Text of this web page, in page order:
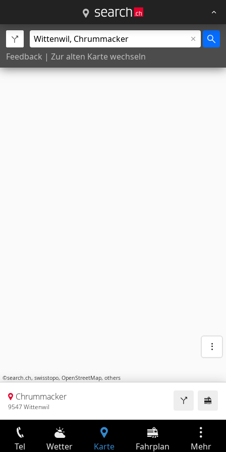
Feedback | Zur alten Karte wechseln
©search.ch, swisstopo, OpenStreetMap, others
Chrummacker
9547 Wittenwil
Tel Wetter Karte Fahrplan Mehr